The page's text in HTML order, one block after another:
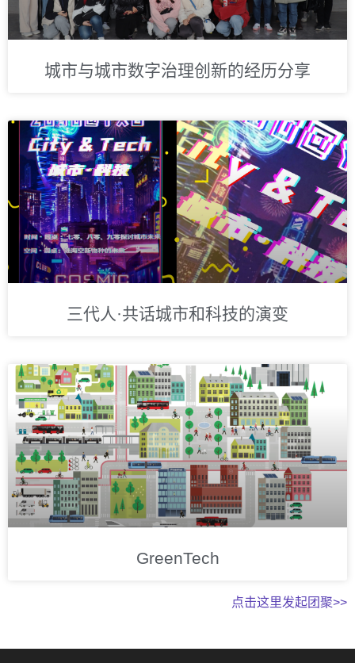
城市与城市数字治理创新的经历分享
三代人·共话城市和科技的演变
GreenTech
点击这里发起团聚>>